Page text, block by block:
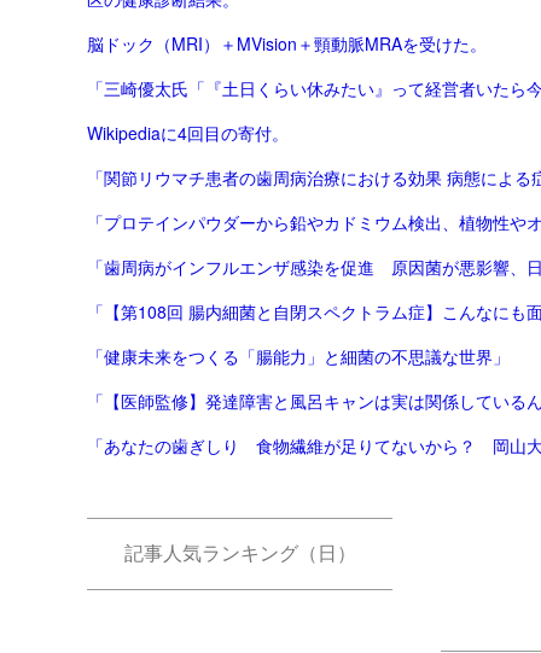
脳ドック（MRI）＋MVision＋頸動脈MRAを受けた。
「三崎優太氏「『土日くらい休みたい』って経営者いた
Wikipediaに4回目の寄付。
「プロテインパウダーから鉛やカドミウム検出、植物性
「歯周病がインフルエンザ感染を促進 原因菌が悪影響、
「健康未来をつくる「腸能力」と細菌の不思議な世界」
「【医師監修】発達障害と風呂キャンは実は関係してい
「あなたの歯ぎしり 食物繊維が足りてないから？ 岡山
記事人気ランキング（日）